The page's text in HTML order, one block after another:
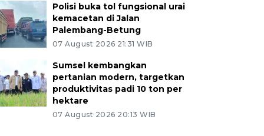
Polisi buka tol fungsional urai
kemacetan di Jalan
Palembang-Betung
07 August 2026 21:31 WIB
Sumsel kembangkan
pertanian modern, targetkan
produktivitas padi 10 ton per
hektare
07 August 2026 20:13 WIB